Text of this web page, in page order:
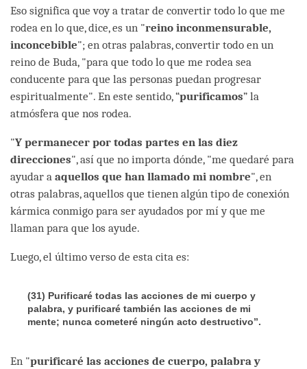
Eso significa que voy a tratar de convertir todo lo que me
rodea en lo que, dice, es un "reino inconmensurable,
inconcebible"; en otras palabras, convertir todo en un
reino de Buda, "para que todo lo que me rodea sea
conducente para que las personas puedan progresar
espiritualmente". En este sentido, “purificamos” la
atmósfera que nos rodea.
"Y permanecer por todas partes en las diez
direcciones", así que no importa dónde, "me quedaré para
ayudar a aquellos que han llamado mi nombre", en
otras palabras, aquellos que tienen algún tipo de conexión
kármica conmigo para ser ayudados por mí y que me
llaman para que los ayude.
Luego, el último verso de esta cita es:
(31) Purificaré todas las acciones de mi cuerpo y
palabra, y purificaré también las acciones de mi
mente; nunca cometeré ningún acto destructivo”.
En "purificaré las acciones de cuerpo, palabra y